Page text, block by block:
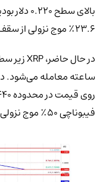
بالای سطح
۲۳.۶٪ موج نزولی از سقف ۲.۳۵۴۰ دلار تا کف ۲.۲۱۳۲ دلار عبور کند.
ساعته معامله
فیبوناچی ۵۰٪ موج نزولی اخیر از ۲.۳۵۴۰ دلار تا ۲.۲۱۳۲ دلار است.